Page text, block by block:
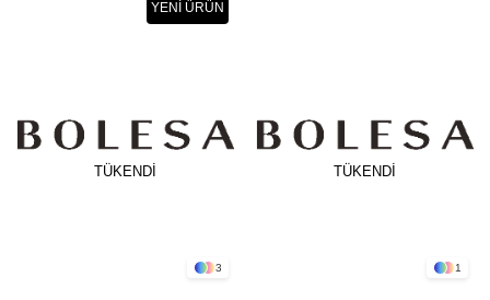
TÜKENDI
3
YENI ÜRÜN
TÜKENDI
1